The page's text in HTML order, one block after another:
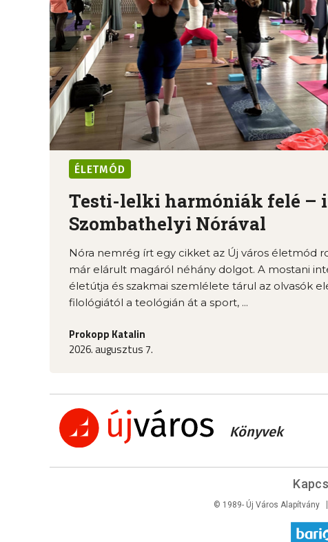
ÉLETMÓD
Testi-lelki harmóniák felé –
Szombathelyi Nórával
Nóra nemrég írt egy cikket az Új város életmód
már elárult magáról néhány dolgot. A mostani
életútja és szakmai szemlélete tárul az olvasók
filológiától a teológián át a sport, ...
Prokopp Katalin
2026. augusztus 7.
Könyvek
© 1989- Új Város Alapítvány